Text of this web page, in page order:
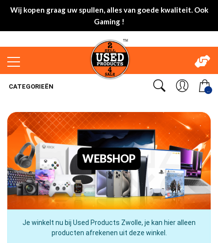
Wij kopen graag uw spullen, alles van goede kwaliteit. Ook
Gaming !
..
CATEGORIEËN
WEBSHOP
Je winkelt nu bij Used Products Zwolle, je kan hier alleen
producten afrekenen uit deze winkel.